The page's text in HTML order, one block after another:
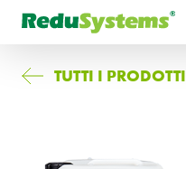
TUTTI I PRODOTTI